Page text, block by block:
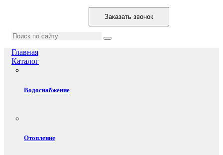
Заказать звонок
Главная
Каталог
Водоснабжение
Отопление